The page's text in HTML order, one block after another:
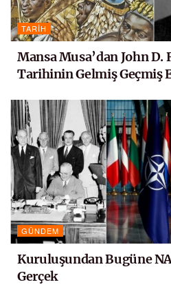
TARIH
Mansa Musa’dan John D.
Tarihinin Gelmiş Geçmiş
GÜNDEM
Kuruluşundan Bugüne
Gerçek